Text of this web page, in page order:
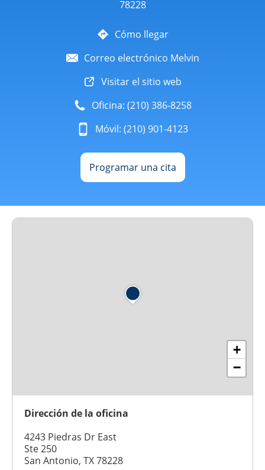
78228
Cómo llegar
Correo electrónico Melvin
Visitar el sitio web
Oficina: (210) 386-8258
Móvil: (210) 901-4123
Programar una cita
+
−
Dirección de la oficina
4243 Piedras Dr East
Ste 250
San Antonio, TX 78228